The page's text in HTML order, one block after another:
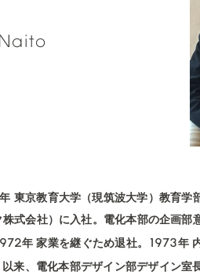
Naito
年 東京教育大学（現筑波大学）教育学
式会社）に入社。電化本部の企画部
年 家業を継ぐため退社。 1973年
来、電化本部デザイン部デザイン室